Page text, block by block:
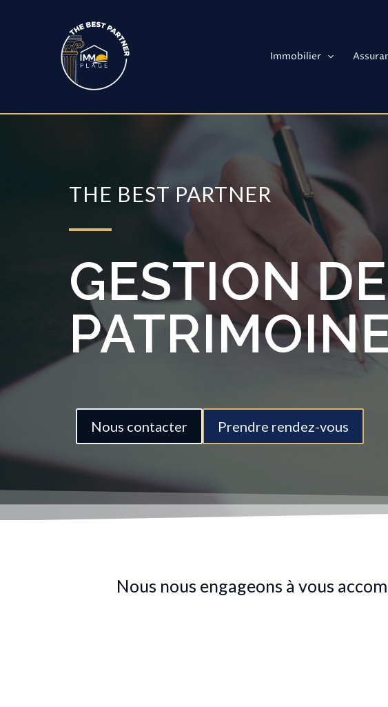
Immobilier
THE BEST PARTNER
GESTION DE
Nous contacter Prendre rendez-vous
Nous nous engageons à vous